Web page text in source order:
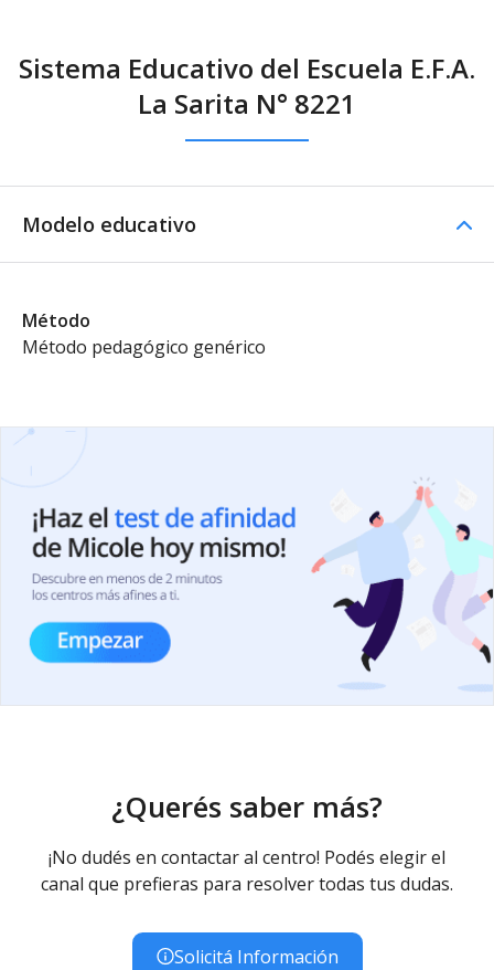
Sistema Educativo del Escuela E.F.A.
La Sarita N° 8221
Modelo educativo
Método
Método pedagógico genérico
¿Querés saber más?
¡No dudés en contactar al centro! Podés elegir el
canal que prefieras para resolver todas tus dudas.
Solicitá Información